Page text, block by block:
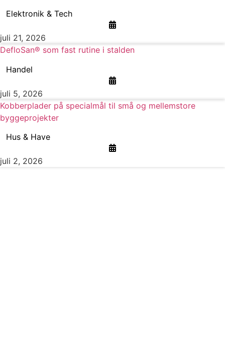
Elektronik & Tech
juli 21, 2026
DefloSan® som fast rutine i stalden
Handel
juli 5, 2026
Kobberplader på specialmål til små og mellemstore
byggeprojekter
Hus & Have
juli 2, 2026